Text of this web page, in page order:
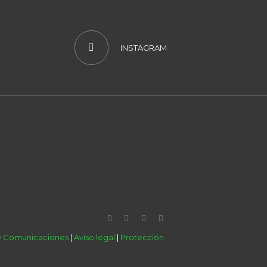
INSTAGRAM
Comunicaciones | Aviso legal | Protección